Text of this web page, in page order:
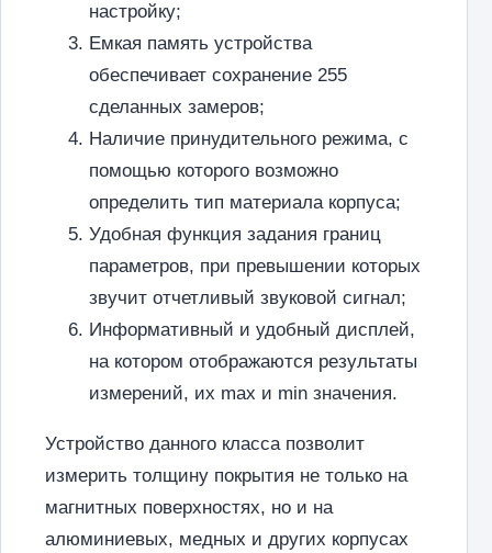
настройку;
Емкая память устройства
обеспечивает сохранение 255
сделанных замеров;
Наличие принудительного режима, с
помощью которого возможно
определить тип материала корпуса;
Удобная функция задания границ
параметров, при превышении которых
звучит отчетливый звуковой сигнал;
Информативный и удобный дисплей,
на котором отображаются результаты
измерений, их max и min значения.
Устройство данного класса позволит
измерить толщину покрытия не только на
магнитных поверхностях, но и на
алюминиевых, медных и других корпусах